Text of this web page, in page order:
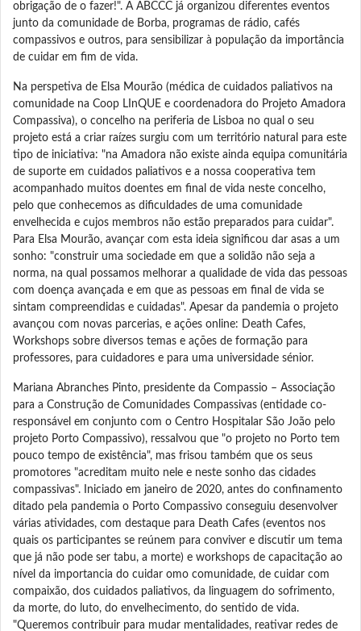
obrigação de o fazer!". A ABCCC já organizou diferentes eventos
junto da comunidade de Borba, programas de rádio, cafés
compassivos e outros, para sensibilizar à população da importância
de cuidar em fim de vida.
Na perspetiva de Elsa Mourão (médica de cuidados paliativos na
comunidade na Coop LInQUE e coordenadora do Projeto Amadora
Compassiva), o concelho na periferia de Lisboa no qual o seu
projeto está a criar raízes surgiu com um território natural para este
tipo de iniciativa: "na Amadora não existe ainda equipa comunitária
de suporte em cuidados paliativos e a nossa cooperativa tem
acompanhado muitos doentes em final de vida neste concelho,
pelo que conhecemos as dificuldades de uma comunidade
envelhecida e cujos membros não estão preparados para cuidar".
Para Elsa Mourão, avançar com esta ideia significou dar asas a um
sonho: "construir uma sociedade em que a solidão não seja a
norma, na qual possamos melhorar a qualidade de vida das pessoas
com doença avançada e em que as pessoas em final de vida se
sintam compreendidas e cuidadas". Apesar da pandemia o projeto
avançou com novas parcerias, e ações online: Death Cafes,
Workshops sobre diversos temas e ações de formação para
professores, para cuidadores e para uma universidade sénior.
Mariana Abranches Pinto, presidente da Compassio – Associação
para a Construção de Comunidades Compassivas (entidade co-
responsável em conjunto com o Centro Hospitalar São João pelo
projeto Porto Compassivo), ressalvou que "o projeto no Porto tem
pouco tempo de existência", mas frisou também que os seus
promotores "acreditam muito nele e neste sonho das cidades
compassivas". Iniciado em janeiro de 2020, antes do confinamento
ditado pela pandemia o Porto Compassivo conseguiu desenvolver
várias atividades, com destaque para Death Cafes (eventos nos
quais os participantes se reúnem para conviver e discutir um tema
que já não pode ser tabu, a morte) e workshops de capacitação ao
nível da importancia do cuidar omo comunidade, de cuidar com
compaixão, dos cuidados paliativos, da linguagem do sofrimento,
da morte, do luto, do envelhecimento, do sentido de vida.
"Queremos contribuir para mudar mentalidades, reativar redes de